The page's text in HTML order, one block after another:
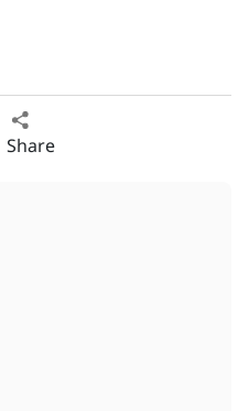
Share